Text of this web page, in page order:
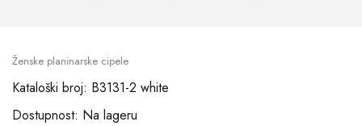
Ženske planinarske cipele
Kataloški broj: B3131-2 white
Dostupnost: Na lageru